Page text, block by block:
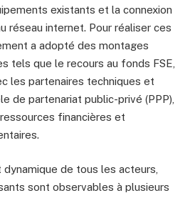
existants et la connexion
réseau internet. Pour réaliser ces
a adopté des montages
tels que le recours au fonds FSE,
les partenaires techniques et
de partenariat public-privé (PPP),
financières et
dynamique de tous les acteurs,
sont observables à plusieurs